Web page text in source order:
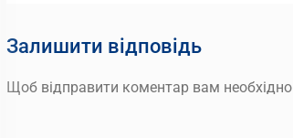
Залишити відповідь
Щоб відправити коментар вам необхідно